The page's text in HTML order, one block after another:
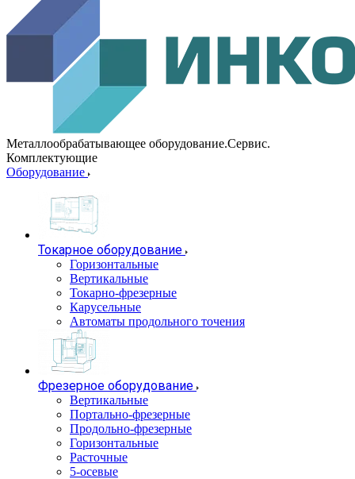
Металлообрабатывающее оборудование.Сервис.
Комплектующие
Оборудование
Токарное оборудование
Горизонтальные
Вертикальные
Токарно-фрезерные
Карусельные
Автоматы продольного точения
Фрезерное оборудование
Вертикальные
Портально-фрезерные
Продольно-фрезерные
Горизонтальные
Расточные
5-осевые